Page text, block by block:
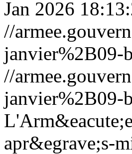
Jan 2026
//
janvier%2B09-
//
janvier%2B09-
apr&egrave;s-